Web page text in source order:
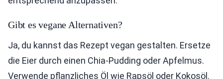
Gibt es vegane Alternativen?
Ja, du kannst das Rezept vegan gestalten. Ersetze
die Eier durch einen Chia-Pudding oder Apfelmus.
Verwende pflanzliches Öl wie Rapsöl oder Kokosöl.